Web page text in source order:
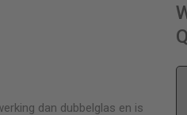
dan dubbelglas en is